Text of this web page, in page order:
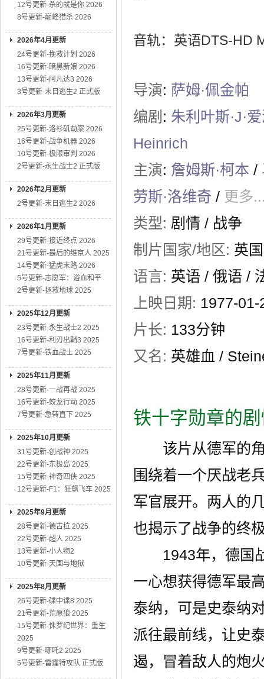
12号更新-杀的就是你 2026
8号更新-巅峰猎杀 2026
2026年4月更新
24号更新-挽救计划 2026
16号更新-暗黑新娘 2026
13号更新-阿凡达3 2026
3号更新-末日逃生2 正式版
2026年3月更新
25号更新-洛杉矶劫案 2026
16号更新-战争机器 2026
10号更新-极限审判 2026
2号更新-永生战士2 正式版
2026年2月更新
2号更新-末日逃生2 2026
2026年1月更新
29号更新-接近终点 2026
21号更新-最后的维京人 2025
14号更新-猛虎末路 2026
5号更新-志愿军：浴血和平
2号更新-拯救地球 2025
2025年12月更新
23号更新-永生战士2 2025
16号更新-利刃出鞘3 2025
7号更新-铁血战士 2025
2025年11月更新
28号更新-一战再战 2025
16号更新-蛟龙行动 2025
7号更新-急转直下 2025
2025年10月更新
31号更新-创战神 2025
22号更新-东极岛 2025
15号更新-神奇四侠 2025
12号更新-F1：狂飙飞车 2025
2025年9月更新
28号更新-德古拉 2025
22号更新-超人 2025
13号更新-小人物2
10号更新-天国与地狱
2025年8月更新
26号更新-碟中谍8 2025
21号更新-荒原狼 2025
15号更新-侏罗纪世界：重生
2025
9号更新-哪吒2 2025
5号更新-雷霆特攻队 正式版
音轨：英语DTS-HD
导演: 萨姆·佩金帕
编剧 : 朱利叶斯·J·
Heinrich
主演: 詹姆斯·柯本 /
劳斯·洛维奇 / 更多
类型: 剧情 / 战争
制片国家/地区: 英
语言: 英语 / 俄语 /
上映日期: 1977-01-
片长: 133分钟
又名: 英雄血 /
铁十字勋章的
该片从德军的角
围绕着一个厌战老
军官展开。两人的
也揭示了战争的
1943年，德国战
一心想获得德军最
泰纳，可是史泰纳
派往最前线，让史
遏，冒着敌人的炮